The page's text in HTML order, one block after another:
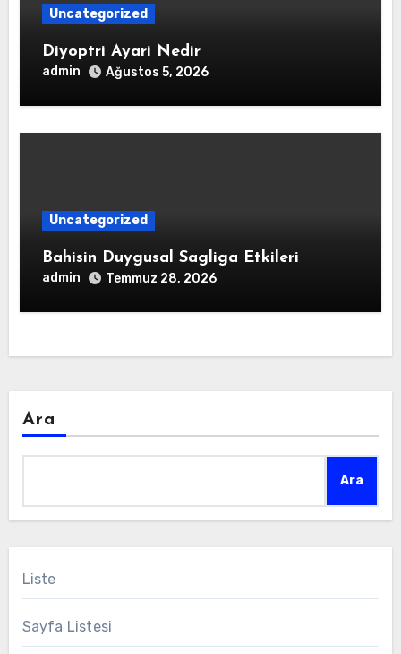
Uncategorized
Diyoptri Ayari Nedir
admin Ağustos 5, 2026
Uncategorized
Bahisin Duygusal Sagliga Etkileri
admin Temmuz 28, 2026
Ara
Ara
Liste
Sayfa Listesi